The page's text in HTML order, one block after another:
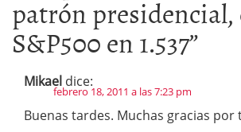
patrón presidencial,
S&P500 en 1.537”
Mikael dice:
febrero 18, 2011 a las 7:23 pm
Buenas tardes. Muchas gracias por